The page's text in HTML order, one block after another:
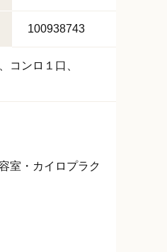
100938743
コンロ１口
室・カイロプラク